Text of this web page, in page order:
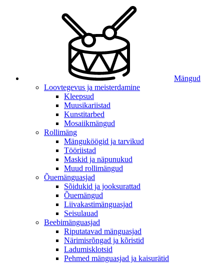
Mängud
Loovtegevus ja meisterdamine
Kleepsud
Muusikariistad
Kunstitarbed
Mosaiikmängud
Rollimäng
Mänguköögid ja tarvikud
Tööriistad
Maskid ja näpunukud
Muud rollimängud
Õuemänguasjad
Sõidukid ja jooksurattad
Õuemängud
Liivakastimänguasjad
Seisulauad
Beebimänguasjad
Riputatavad mänguasjad
Närimisrõngad ja kõristid
Ladumisklotsid
Pehmed mänguasjad ja kaisurätid